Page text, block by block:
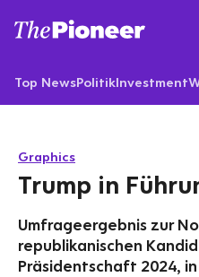
Top NewsPolitikInvestment
Graphics
Trump in
Umfrageergebnis zur
republikanischen
Präsidentschaft 2024,